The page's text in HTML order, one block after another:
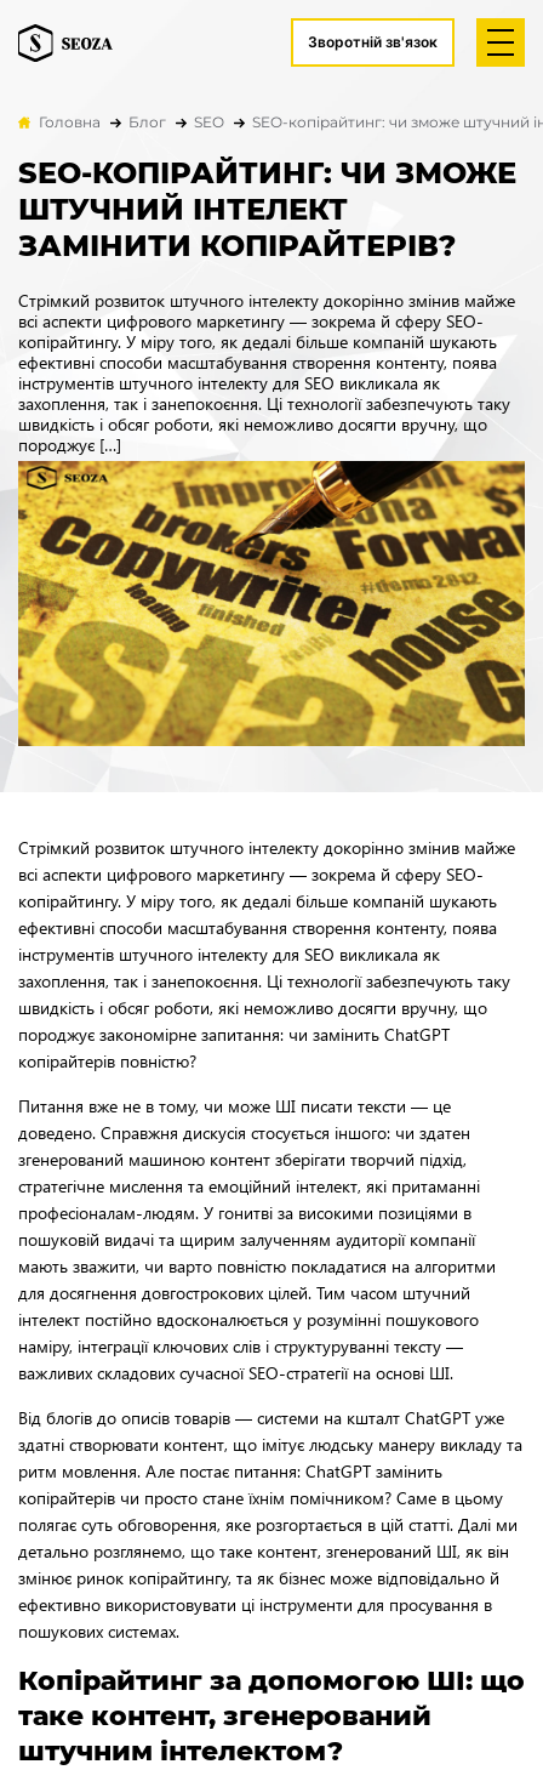
Зворотній зв'язок
Головна Блог SEO SEO-копірайтинг: чи зможе штучний
SEO-КОПІРАЙТИНГ: ЧИ ЗМОЖЕ
ШТУЧНИЙ ІНТЕЛЕКТ
ЗАМІНИТИ КОПІРАЙТЕРІВ?
Стрімкий розвиток штучного інтелекту докорінно змінив майже
всі аспекти цифрового маркетингу — зокрема й сферу SEO-
копірайтингу. У міру того, як дедалі більше компаній шукають
ефективні способи масштабування створення контенту, поява
інструментів штучного інтелекту для SEO викликала як
захоплення, так і занепокоєння. Ці технології забезпечують таку
швидкість і обсяг роботи, які неможливо досягти вручну, що
породжує […]
Стрімкий розвиток штучного інтелекту докорінно змінив майже
всі аспекти цифрового маркетингу — зокрема й сферу SEO-
копірайтингу. У міру того, як дедалі більше компаній шукають
ефективні способи масштабування створення контенту, поява
інструментів штучного інтелекту для SEO викликала як
захоплення, так і занепокоєння. Ці технології забезпечують таку
швидкість і обсяг роботи, які неможливо досягти вручну, що
породжує закономірне запитання: чи замінить ChatGPT
копірайтерів повністю?
Питання вже не в тому, чи може ШІ писати тексти — це
доведено. Справжня дискусія стосується іншого: чи здатен
згенерований машиною контент зберігати творчий підхід,
стратегічне мислення та емоційний інтелект, які притаманні
професіоналам-людям. У гонитві за високими позиціями в
пошуковій видачі та щирим залученням аудиторії компанії
мають зважити, чи варто повністю покладатися на алгоритми
для досягнення довгострокових цілей. Тим часом штучний
інтелект постійно вдосконалюється у розумінні пошукового
наміру, інтеграції ключових слів і структуруванні тексту —
важливих складових сучасної SEO-стратегії на основі ШІ.
Від блогів до описів товарів — системи на кшталт ChatGPT уже
здатні створювати контент, що імітує людську манеру викладу та
ритм мовлення. Але постає питання: ChatGPT замінить
копірайтерів чи просто стане їхнім помічником? Саме в цьому
полягає суть обговорення, яке розгортається в цій статті. Далі ми
детально розглянемо, що таке контент, згенерований ШІ, як він
змінює ринок копірайтингу, та як бізнес може відповідально й
ефективно використовувати ці інструменти для просування в
пошукових системах.
Копірайтинг за допомогою ШІ: що
таке контент, згенерований
штучним інтелектом?